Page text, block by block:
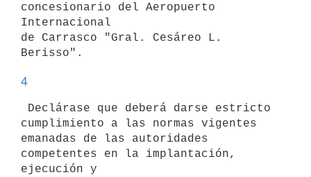
concesionario del Aeropuerto
Internacional
de Carrasco "Gral. Cesáreo L.
4
cumplimiento a las normas vigentes
emanadas de las autoridades
competentes en la implantación,
ejecución y